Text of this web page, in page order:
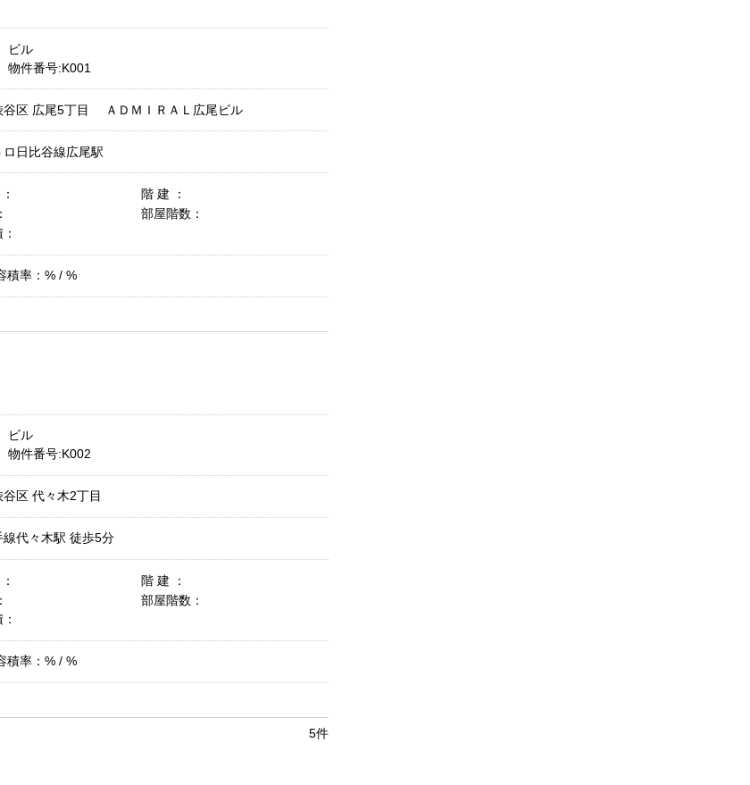
ビル
物件番号:K001
谷区 広尾5丁目 ＡＤＭＩＲＡＬ広尾ビル
ロ日比谷線広尾駅
階 建 ：
部屋階数：
積率：% / %
ビル
物件番号:K002
谷区 代々木2丁目
線代々木駅 徒歩5分
階 建 ：
部屋階数：
積率：% / %
5件